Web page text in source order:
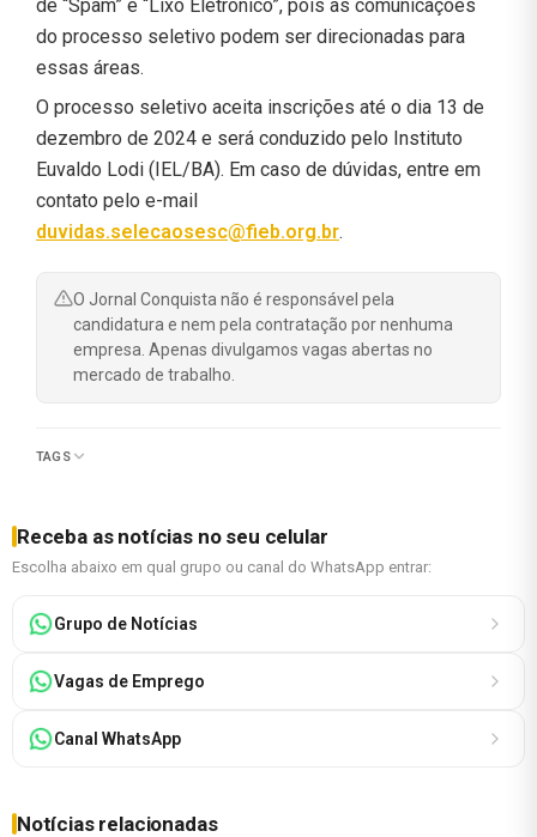
de “Spam” e “Lixo Eletronico”, pois as comunicações
do processo seletivo podem ser direcionadas para
essas áreas.
O processo seletivo aceita inscrições até o dia 13 de
dezembro de 2024 e será conduzido pelo Instituto
Euvaldo Lodi (IEL/BA). Em caso de dúvidas, entre em
contato pelo e-mail
duvidas.selecaosesc@fieb.org.br.
O Jornal Conquista não é responsável pela
candidatura e nem pela contratação por nenhuma
empresa. Apenas divulgamos vagas abertas no
mercado de trabalho.
TAGS
Receba as notícias no seu celular
Escolha abaixo em qual grupo ou canal do WhatsApp entrar:
Grupo de Notícias
Vagas de Emprego
Canal WhatsApp
Notícias relacionadas